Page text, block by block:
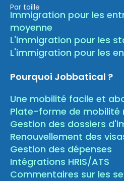
Par taille
Immigration pour les
moyenne
L'immigration pour les
L'immigration pour les
Pourquoi Jobbatical ?
Une mobilité facile et
Plate-forme de mobilité
Gestion des dossiers
Renouvellement des
Gestion des dépenses
Intégrations HRIS/ATS
Commentaires sur les